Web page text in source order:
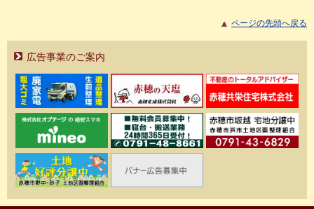
ページの先頭へ戻る
広告事業のご案内